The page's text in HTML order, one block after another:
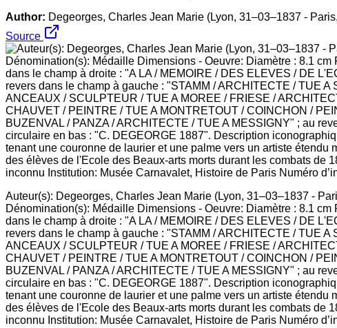
Author: Degeorges, Charles Jean Marie (Lyon, 31–03–1837 -
Source
Auteur(s): Degeorges, Charles Jean Marie (Lyon, 31–03–1837 -
Dénomination(s): Médaille Dimensions - Oeuvre: Diamètre : 8.1
dans le champ à droite : "A LA / MEMOIRE / DES ELEVES / DE
revers dans le champ à gauche : "STAMM / ARCHITECTE / TUE
ANCEAUX / SCULPTEUR / TUE A MOREE / FRIESE /
CHAUVET / PEINTRE / TUE A MONTRETOUT / COINCHON /
BUZENVAL / PANZA / ARCHITECTE / TUE A MESSIGNY" ; au
circulaire en bas : "C. DEGEORGE 1887". Description
tenant une couronne de laurier et une palme vers un artiste
des élèves de l'Ecole des Beaux-arts morts durant les combats de
inconnu Institution: Musée Carnavalet, Histoire de Paris Numéro